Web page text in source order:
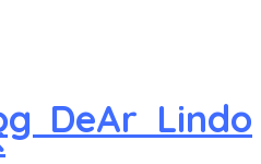
DeAr Lindo